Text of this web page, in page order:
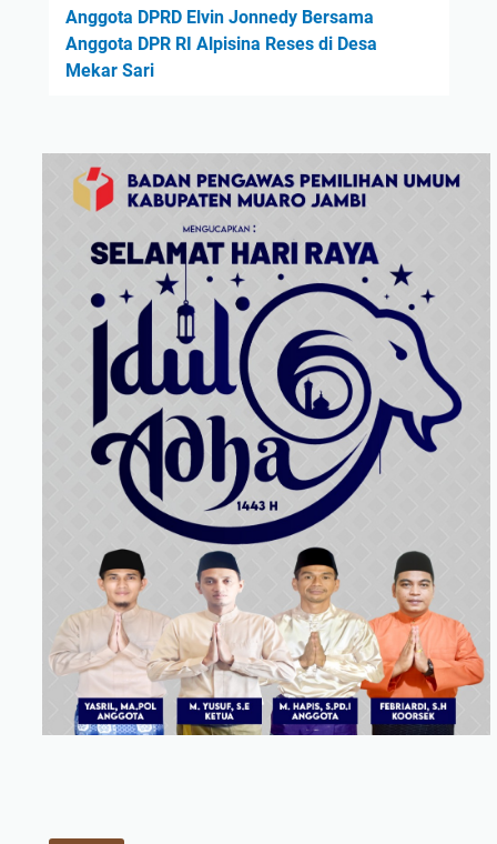
Anggota DPRD Elvin Jonnedy Bersama
Anggota DPR RI Alpisina Reses di Desa
Mekar Sari